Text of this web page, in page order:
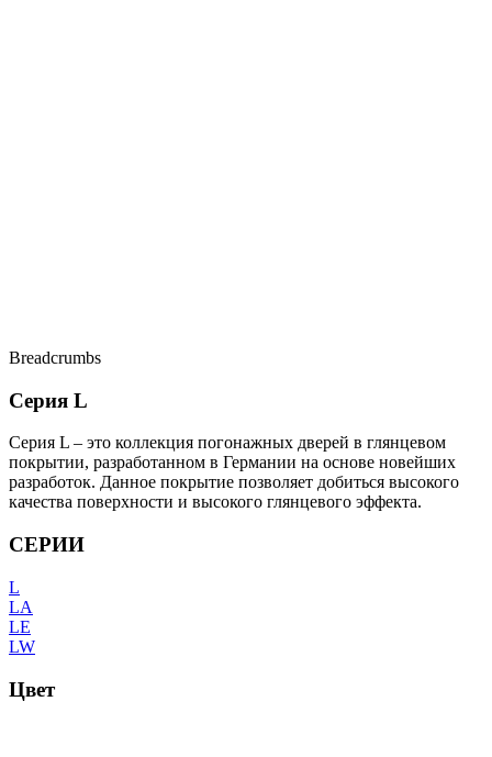
Breadcrumbs
Серия L
Серия L – это коллекция погонажных дверей в глянцевом
покрытии, разработанном в Германии на основе новейших
разработок. Данное покрытие позволяет добиться высокого
качества поверхности и высокого глянцевого эффекта.
СЕРИИ
L
LA
LE
LW
Цвет